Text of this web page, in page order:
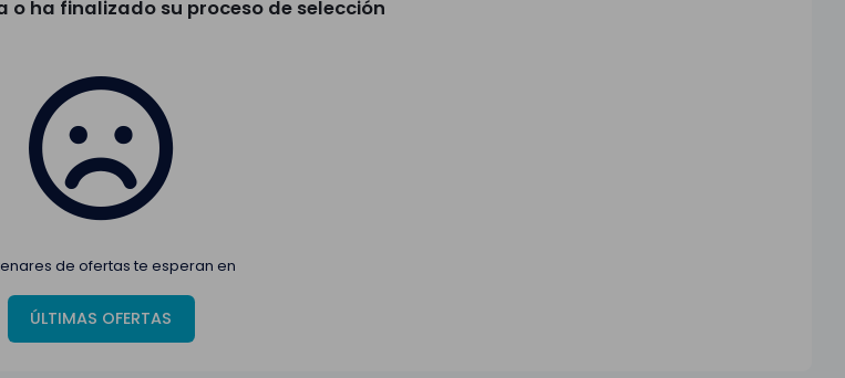
ha finalizado su proceso de selección
de ofertas te esperan en
ÚLTIMAS OFERTAS